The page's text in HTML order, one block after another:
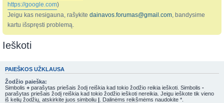
https://google.com)
Jeigu kas nesigauna, rašykite dainavos.forumas@gmail.com, bandysime
kartu išspręsti problemą.
Ieškoti
PAIEŠKOS UŽKLAUSA
Žodžio paieška:
Simbolis + parašytas priešais žodį reiškia kad tokio žodžio reikia ieškoti. Simbolis -
parašytas priešais žodį reiškia kad tokio žodžio ieškoti nereikia. Jeigu ieškote tik vieno
iš kelių žodžių, atskirkite juos simboliu | . Dalinėms reikšmėms naudokite *.